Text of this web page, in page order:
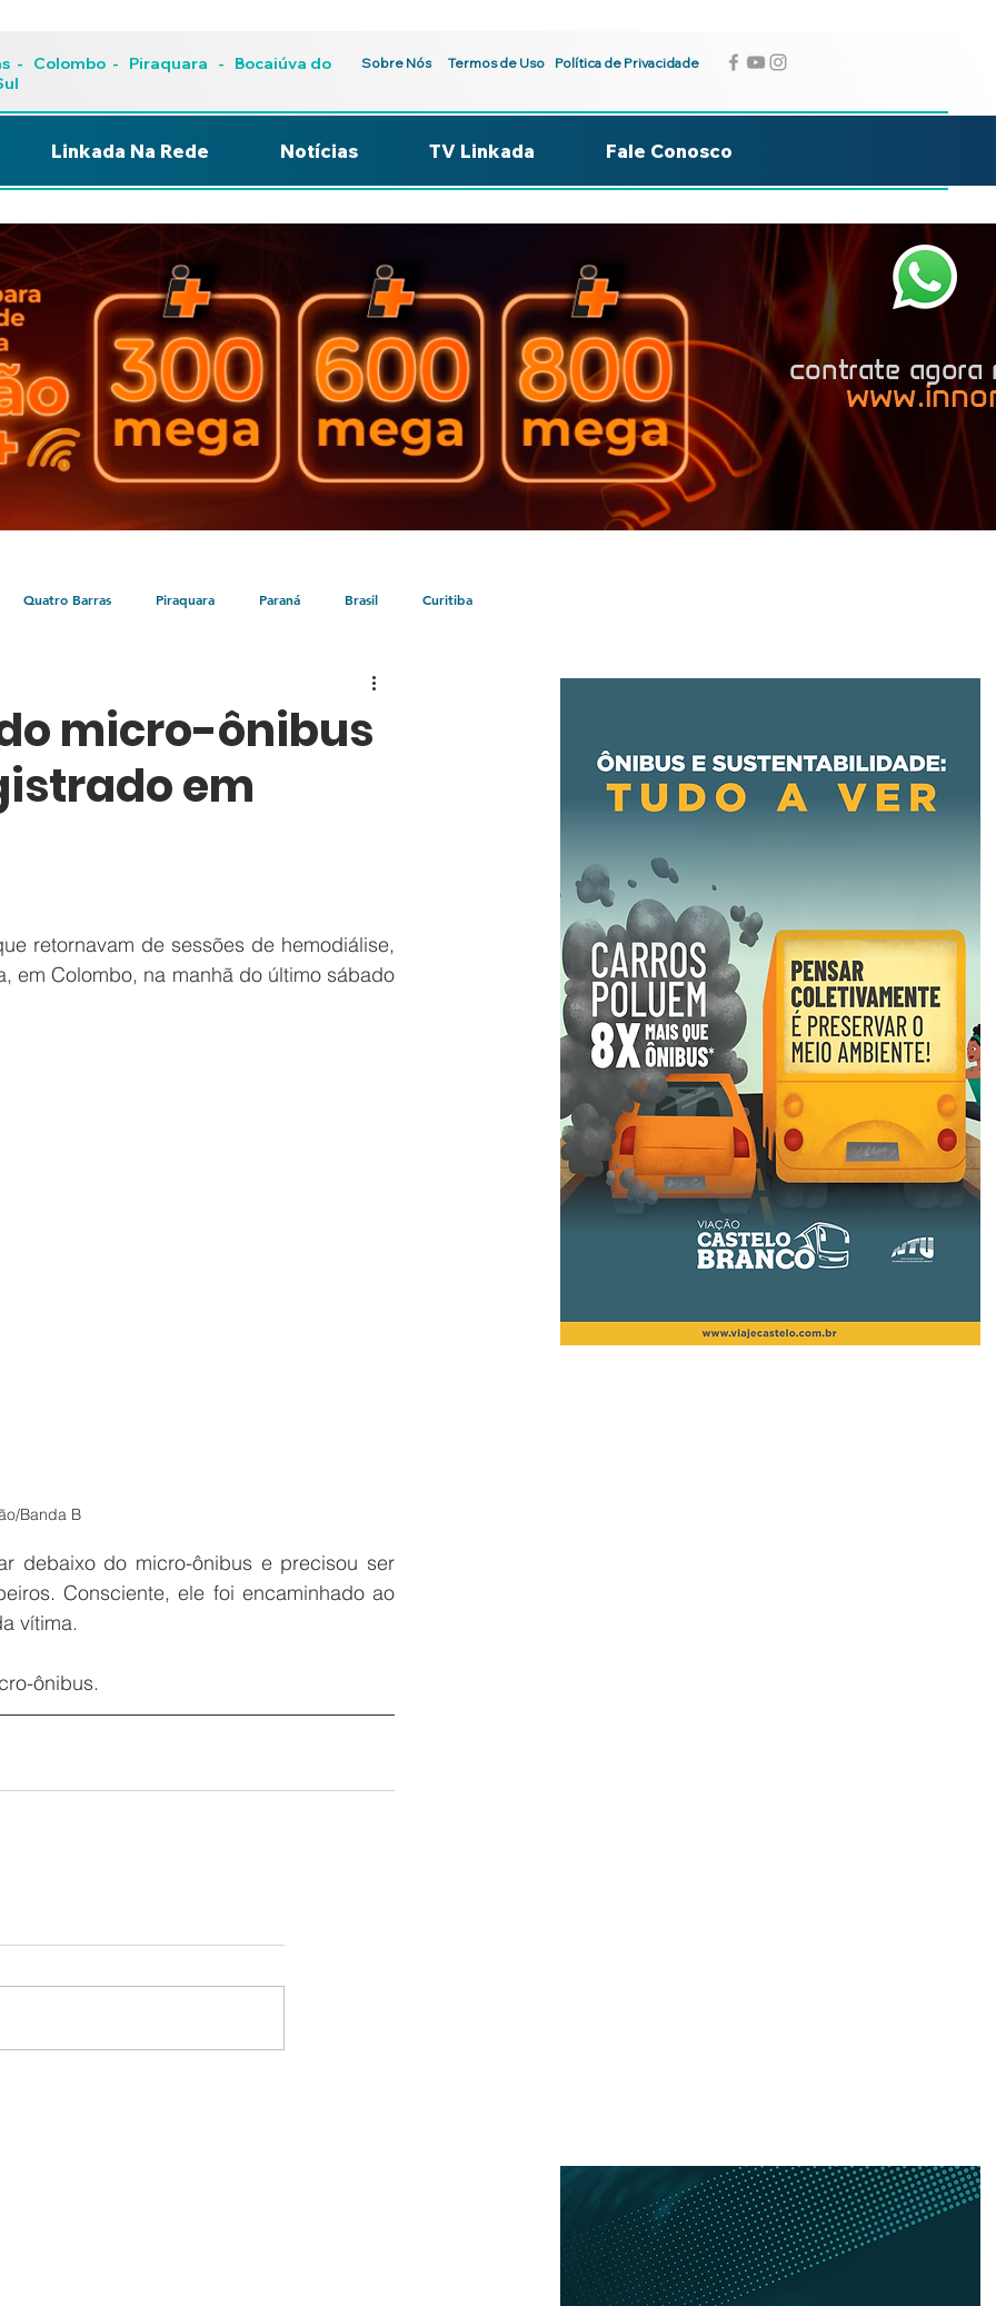
- Colombo- Piraquara - Bocaiúva do
Sobre Nós Termos de Uso Política de Privacidade
Linkada Na Rede Notícias TV Linkada Fale Conosco
Quatro Barras Piraquara Paraná Brasil Curitiba
micro-ônibus
em
retornavam de sessões de hemodiálise,
em Colombo, na manhã do último sábado
Banda B
debaixo do micro-ônibus e precisou ser
Consciente, ele foi encaminhado ao
vítima.
ônibus.